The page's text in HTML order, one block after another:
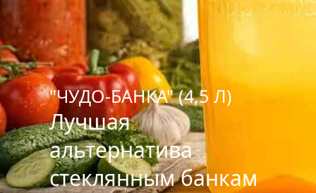
"ЧУДО-БАНКА" (4,5 Л)
Лучшая
альтернатива
стеклянным банкам